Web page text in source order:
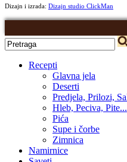
Dizajn i izrada: Dizajn studio ClickMan
Recepti
Glavna jela
Deserti
Predjela, Prilozi,
Hleb, Peciva, Pite...
Pića
Supe i čorbe
Zimnica
Namirnice